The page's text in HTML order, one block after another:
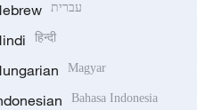
עברית
हिन्दी
Magyar
Bahasa Indonesia